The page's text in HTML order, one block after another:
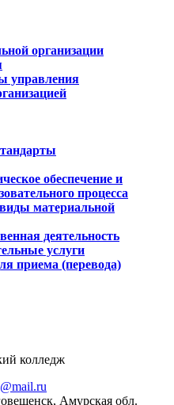
организации
управления
обеспечение и
процесса
материальной
деятельность
услуги
приема (перевода)
колледж
Амурская обл.